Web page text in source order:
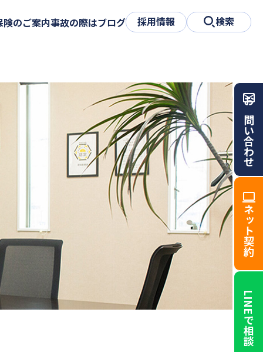
険のご案内事故の際はブログ 採用情報 検索
お問い合わせ
ネット契約
LINEで相談